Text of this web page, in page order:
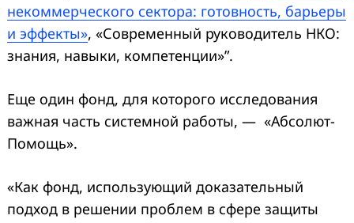
некоммерческого сектора: готовность, барьеры
и эффекты», «Современный руководитель НКО:
знания, навыки, компетенции»”.
Еще один фонд, для которого исследования
важная часть системной работы, — «Абсолют-
Помощь».
«Как фонд, использующий доказательный
подход в решении проблем в сфере защиты